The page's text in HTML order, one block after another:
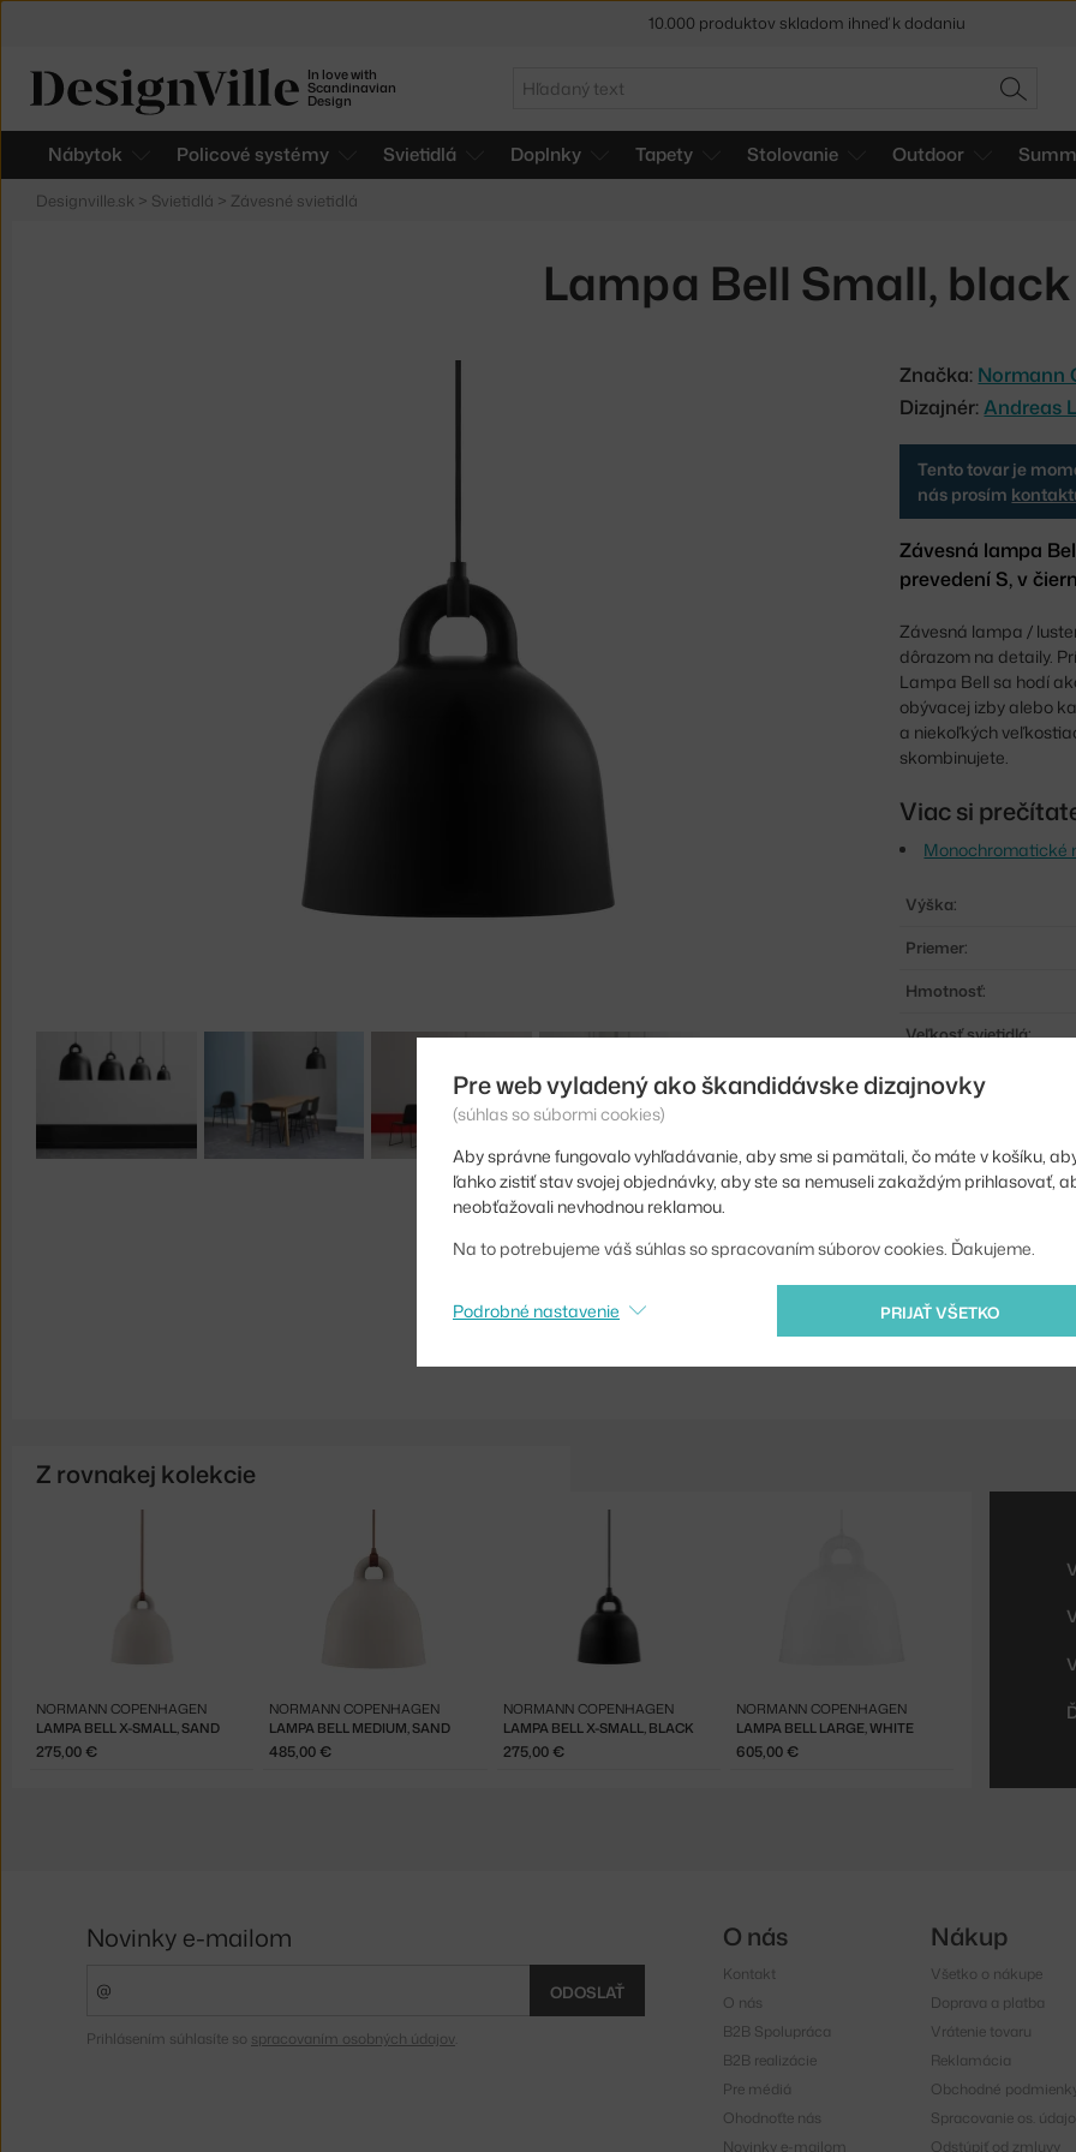
In love with
Scandinavian
Design
Hľadať
HĽADAŤ
Nábytok Policové systémy Svietidlá Doplnky Tapety Stolovanie Outdoor
Designville.sk > Svietidlá > Závesné svietidlá
Lampa Bell Small, black
Značka: Normann
Dizajnér:Andreas
Tento tovar je
nás prosím
Závesná lampa
prevedení S, v
Závesná lampa /
dôrazom na detaily.
Lampa Bell sa hodí
obývacej izby alebo
a niekoľkých
skombinujete.
Viac si
Monochromatické
Výška:
Priemer:
Hmotnosť:
Veľkosť svietidlá:
Farba:
Obsahuje stropnú
Pätica / zdroj:
EAN
Z rovnakej kolekcie
LAMPA BELL X-SMALL, SAND
NORMANN COPENHAGEN
275,00 €
LAMPA BELL MEDIUM, SAND
NORMANN COPENHAGEN
485,00 €
LAMPA BELL X-SMALL, BLACK
NORMANN COPENHAGEN
275,00 €
LAMPA BELL LARGE, WHITE
NORMANN COPENHAGEN
605,00 €
10.000 produktov skladom ihneď k dodaniu
Pre web vyladený ako škandidávske dizajnovky
(súhlas so súbormi cookies)
Aby správne fungovalo vyhľadávanie, aby sme si pamätali, čo máte v košíku,
ľahko zistiť stav svojej objednávky, aby ste sa nemuseli zakaždým prihlasovať,
neobťažovali nevhodnou reklamou.
Na to potrebujeme váš súhlas so spracovaním súborov cookies. Ďakujeme.
PRIJAŤ VŠETKO
Podrobné nastavenie
Novinky e-mailom
ODOSLAŤ
Prihlásením súhlasíte so spracovaním osobných údajov
O nás
Kontakt
O nás
B2B Spolupráca
B2B realizácie
Pre médiá
Ohodnoťte nás
Novinky e-mailom
Nákup
Všetko o nákupe
Doprava a platba
Vrátenie tovaru
Reklamácia
Obchodné
Spracovanie os.
Odstúpiť od zmluvy